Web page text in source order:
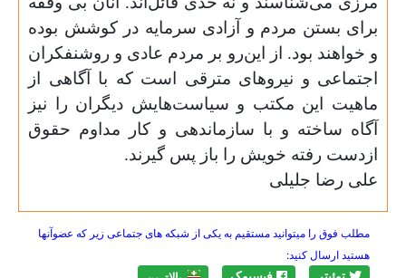
برای بستن مردم و آزادی سرمایه در کوشش بوده
و خواهند بود. از این‌رو بر مردم عادی و روشنفکران
اجتماعی و نیروهای مترقی است که با آگاهی از
ماهیت این مکتب و سیاست‌هایش دیگران را نیز
آگاه ساخته و با سازماندهی و کار مداوم حقوق
ازدست رفته خویش را باز پس گیرند.
علی رضا جلیلی‌
مطلب فوق را میتوانید مستقیم به یکی از شبکه های جتماعی زیر که عضوآنها
هستید ارسال کنید: